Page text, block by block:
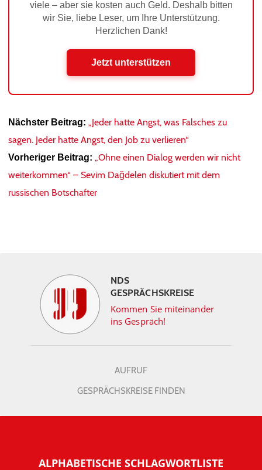
viele – aber sie kosten auch Geld. Deshalb bitten
wir Sie, liebe Leser, um Ihre Unterstützung.
Herzlichen Dank!
Jetzt unterstützen
Nächster Beitrag: „Jeder hatte Angst, was Falsches zu
sagen. Jeder hatte Angst, den Job zu verlieren“
Vorheriger Beitrag: „Ohne einen Dialog werden wir nicht
weiterkommen“ – Sevim Dağdelen diskutiert mit dem
russischen Botschafter
NDS
GESPRÄCHSKREISE
Kommen Sie miteinander
ins Gespräch!
AUFRUF
GESPRÄCHSKREISE FINDEN
ALPHABETISCHE SCHLAGWORTLISTE